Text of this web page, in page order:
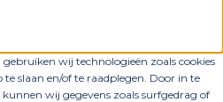
wij technologieën zoals cookies
slaan en/of te raadplegen. Door in te
wij gegevens zoals surfgedrag of